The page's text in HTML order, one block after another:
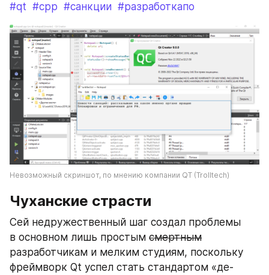
#qt #cpp #санкции #разработкапо
Невозможный скриншот, по мнению компании QT (Trolltech)
Чуханские страсти
Сей недружественный шаг создал проблемы
в основном лишь простым смертным
разработчикам и мелким студиям, поскольку
фреймворк Qt успел стать стандартом «де-